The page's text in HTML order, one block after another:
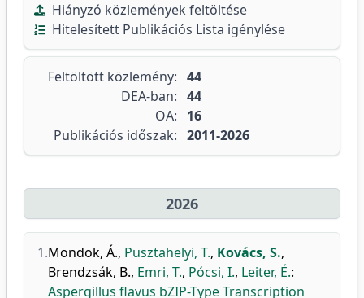
Hiányzó közlemények feltöltése
Hitelesített Publikációs Lista igénylése
Feltöltött közlemény: 44
DEA-ban: 44
OA:
16
Publikációs időszak: 2011-2026
2026
1.Mondok, Á., Pusztahelyi, T., Kovács, S.,
Brendzsák, B., Emri, T., Pócsi, I., Leiter, É.:
Aspergillus flavus bZIP-Type Transcription